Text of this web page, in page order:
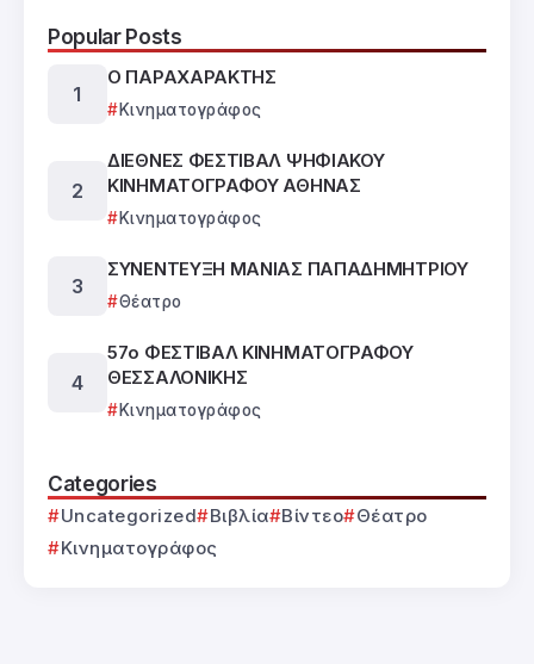
Popular Posts
Ο ΠΑΡΑΧΑΡΑΚΤΗΣ
Κινηματογράφος
ΔΙΕΘΝΕΣ ΦΕΣΤΙΒΑΛ ΨΗΦΙΑΚΟΥ
ΚΙΝΗΜΑΤΟΓΡΑΦΟΥ ΑΘΗΝΑΣ
Κινηματογράφος
ΣΥΝΕΝΤΕΥΞΗ ΜΑΝΙΑΣ ΠΑΠΑΔΗΜΗΤΡΙΟΥ
Θέατρο
57ο ΦΕΣΤΙΒΑΛ ΚΙΝΗΜΑΤΟΓΡΑΦΟΥ
ΘΕΣΣΑΛΟΝΙΚΗΣ
Κινηματογράφος
Categories
Uncategorized Βιβλία Βίντεο
Θέατρο
Κινηματογράφος